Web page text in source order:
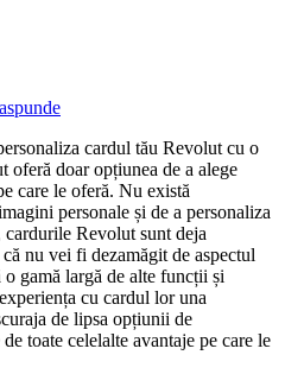
cardul tău Revolut cu o
oferă doar opțiunea de a alege
care le oferă. Nu există
personale și de a personaliza
Revolut sunt deja
nu vei fi dezamăgit de aspectul
gamă largă de alte funcții și
cu cardul lor una
de lipsa opțiunii de
toate celelalte avantaje pe care le